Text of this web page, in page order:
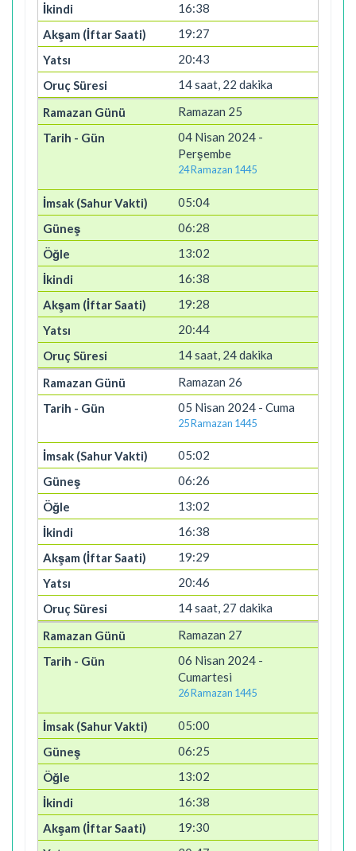
16:38
19:27
20:43
14 saat, 22 dakika
Ramazan 25
04 Nisan 2024 -
Perşembe
24 Ramazan 1445
05:04
06:28
13:02
16:38
19:28
20:44
14 saat, 24 dakika
Ramazan 26
05 Nisan 2024 - Cuma
25 Ramazan 1445
05:02
06:26
13:02
16:38
19:29
20:46
14 saat, 27 dakika
Ramazan 27
06 Nisan 2024 -
Cumartesi
26 Ramazan 1445
05:00
06:25
13:02
16:38
19:30